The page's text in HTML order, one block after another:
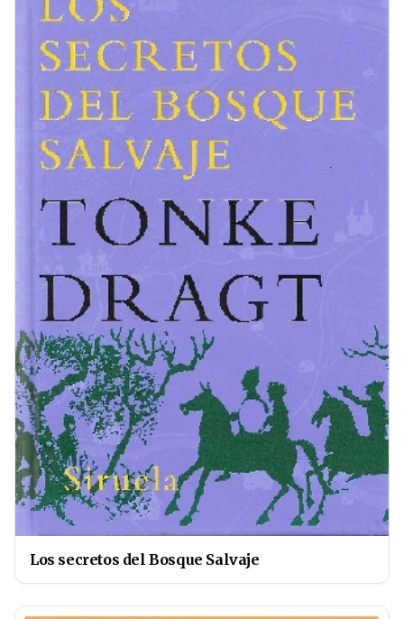
Los secretos del Bosque Salvaje